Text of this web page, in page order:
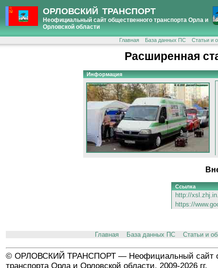
ОРЛОВСКИЙ ТРАНСПОРТ
Неофициальный сайт общественного транспорта Орла и
Орловской области
Главная База данных ПС Статьи и
Расширенная
Информация
Ссылка
http://
https://
Главная База данных ПС Статьи и
© ОРЛОВСКИЙ ТРАНСПОРТ — Неофициальный сайт
транспорта Орла и Орловской области, 2009-2026 гг.